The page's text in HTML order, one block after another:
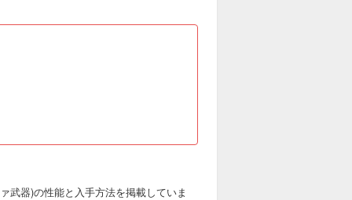
武器)の性能と入手方法を掲載していま